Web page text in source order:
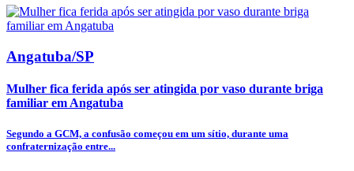
Angatuba/SP
Mulher fica ferida após ser atingida por vaso durante briga
familiar em Angatuba
Segundo a GCM, a confusão começou em um sítio, durante uma
confraternização entre...